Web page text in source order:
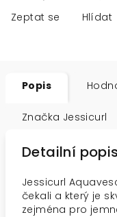
Zeptat se Hlídat
Popis
Značka Jessicurl
Detailní
Jessicurl
čekali a který je
zejména pro